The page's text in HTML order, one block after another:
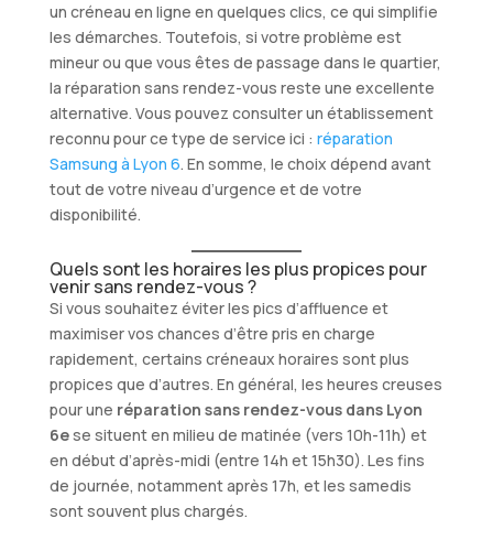
un créneau en ligne en quelques clics, ce qui simplifie
les démarches. Toutefois, si votre problème est
mineur ou que vous êtes de passage dans le quartier,
la réparation sans rendez-vous reste une excellente
alternative. Vous pouvez consulter un établissement
reconnu pour ce type de service ici : réparation
Samsung à Lyon 6. En somme, le choix dépend avant
tout de votre niveau d’urgence et de votre
disponibilité.
Quels sont les horaires les plus propices pour
venir sans rendez-vous ?
Si vous souhaitez éviter les pics d’affluence et
maximiser vos chances d’être pris en charge
rapidement, certains créneaux horaires sont plus
propices que d’autres. En général, les heures creuses
pour une réparation sans rendez-vous dans Lyon
6ese situent en milieu de matinée (vers 10h-11h) et
en début d’après-midi (entre 14h et 15h30). Les fins
de journée, notamment après 17h, et les samedis
sont souvent plus chargés.